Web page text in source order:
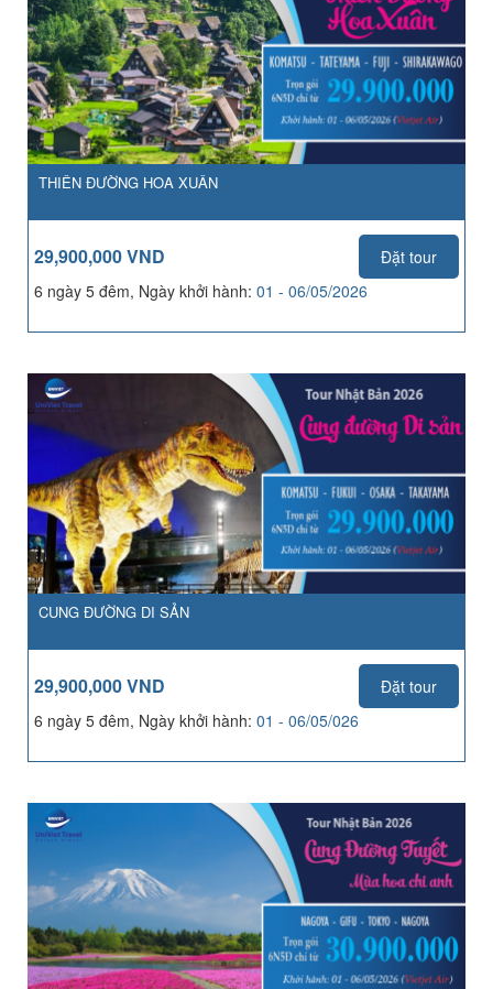
THIÊN ĐƯỜNG HOA XUÂN
29,900,000 VND
Đặt tour
6 ngày 5 đêm, Ngày khởi hành: 01 - 06/05/2026
CUNG ĐƯỜNG DI SẢN
29,900,000 VND
Đặt tour
6 ngày 5 đêm, Ngày khởi hành: 01 - 06/05/026